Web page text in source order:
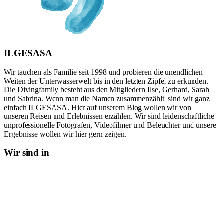
ILGESASA
Wir tauchen als Familie seit 1998 und probieren die unendlichen
Weiten der Unterwasserwelt bis in den letzten Zipfel zu erkunden.
Die Divingfamily besteht aus den Mitgliedern Ilse, Gerhard, Sarah
und Sabrina. Wenn man die Namen zusammenzählt, sind wir ganz
einfach ILGESASA. Hier auf unserem Blog wollen wir von
unseren Reisen und Erlebnissen erzählen. Wir sind leidenschaftliche
unprofessionelle Fotografen, Videofilmer und Beleuchter und unsere
Ergebnisse wollen wir hier gern zeigen.
Wir sind in